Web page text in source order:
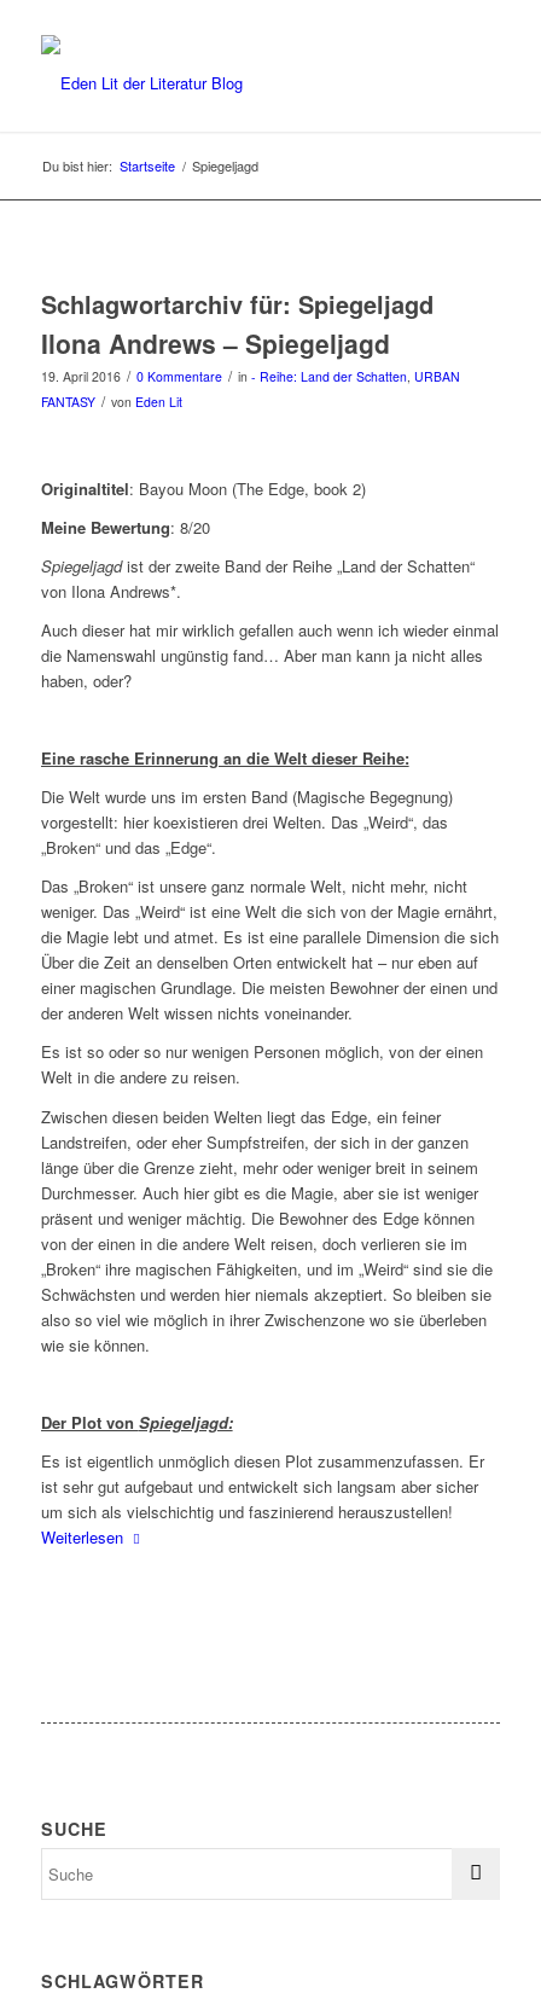
Du bist hier: Startseite / Spiegeljagd
Schlagwortarchiv für: Spiegeljagd
Ilona Andrews – Spiegeljagd
19. April 2016 / 0 Kommentare / in - Reihe: Land der Schatten, URBAN
FANTASY / von Eden Lit
Originaltitel: Bayou Moon (The Edge, book 2)
Meine Bewertung: 8/20
Spiegeljagdist der zweite Band der Reihe „Land der Schatten“
von Ilona Andrews*.
Auch dieser hat mir wirklich gefallen auch wenn ich wieder einmal
die Namenswahl ungünstig fand… Aber man kann ja nicht alles
haben, oder?
Eine rasche Erinnerung an die Welt dieser Reihe:
Die Welt wurde uns im ersten Band (Magische Begegnung)
vorgestellt: hier koexistieren drei Welten. Das „Weird“, das
„Broken“ und das „Edge“.
Das „Broken“ ist unsere ganz normale Welt, nicht mehr, nicht
weniger. Das „Weird“ ist eine Welt die sich von der Magie ernährt,
die Magie lebt und atmet. Es ist eine parallele Dimension die sich
Über die Zeit an denselben Orten entwickelt hat – nur eben auf
einer magischen Grundlage. Die meisten Bewohner der einen und
der anderen Welt wissen nichts voneinander.
Es ist so oder so nur wenigen Personen möglich, von der einen
Welt in die andere zu reisen.
Zwischen diesen beiden Welten liegt das Edge, ein feiner
Landstreifen, oder eher Sumpfstreifen, der sich in der ganzen
länge über die Grenze zieht, mehr oder weniger breit in seinem
Durchmesser. Auch hier gibt es die Magie, aber sie ist weniger
präsent und weniger mächtig. Die Bewohner des Edge können
von der einen in die andere Welt reisen, doch verlieren sie im
„Broken“ ihre magischen Fähigkeiten, und im „Weird“ sind sie die
Schwächsten und werden hier niemals akzeptiert. So bleiben sie
also so viel wie möglich in ihrer Zwischenzone wo sie überleben
wie sie können.
Der Plot von Spiegeljagd:
Es ist eigentlich unmöglich diesen Plot zusammenzufassen. Er
ist sehr gut aufgebaut und entwickelt sich langsam aber sicher
um sich als vielschichtig und faszinierend herauszustellen!
Weiterlesen
SUCHE
SCHLAGWÖRTER